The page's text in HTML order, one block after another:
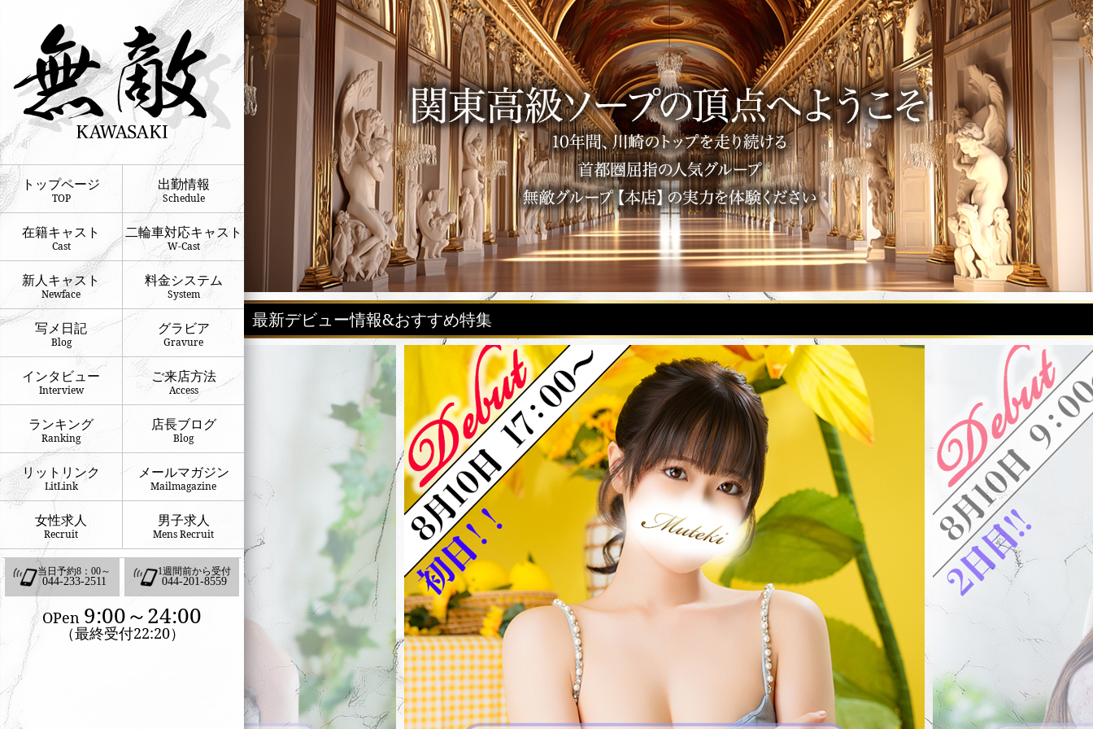
トップページ
TOP
出勤情報
Schedule
在籍キャスト
Cast
二輪車対応キャスト
W-Cast
新人キャスト
Newface
料金システム
System
写メ日記
Blog
グラビア
Gravure
インタビュー
Interview
ご来店方法
Access
ランキング
Ranking
店長ブログ
Blog
リットリンク
LitLink
メールマガジン
Mailmagazine
女性求人
Recruit
男子求人
Mens Recruit
当日予約8：00～
044-233-2511
1週間前から受付
044-201-8559
OPen 9:00～24:00
（最終受付22:20）
最新デビュー情報&おすすめ特集